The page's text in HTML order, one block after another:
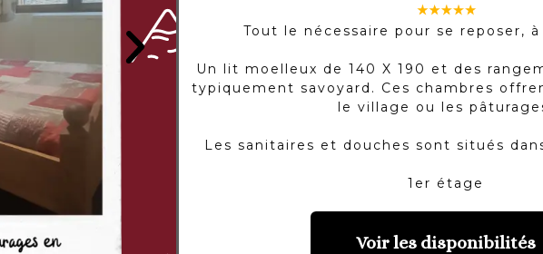
Tout le nécessaire pour se reposer,
Un lit moelleux de 140 X 190 et des
typiquement savoyard. Ces chambres
le village ou les
Les sanitaires et douches sont situés
1er étage
Voir les disponibilités